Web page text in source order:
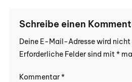
Schreibe einen
Deine E-Mail-Adresse wird
Erforderliche Felder sind mit*
Kommentar*